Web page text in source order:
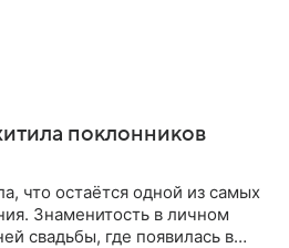
поклонников
что остаётся одной из самых
Знаменитость в личном
свадьбы, где появилась в